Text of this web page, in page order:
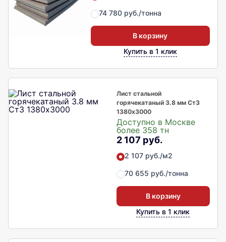
74 780 руб./тонна
В корзину
Купить в 1 клик
Лист стальной
горячекатаный 3.8 мм Ст3
1380х3000
Доступно в Москве
более 358 тн
2 107 руб.
2 107 руб./м2
70 655 руб./тонна
В корзину
Купить в 1 клик